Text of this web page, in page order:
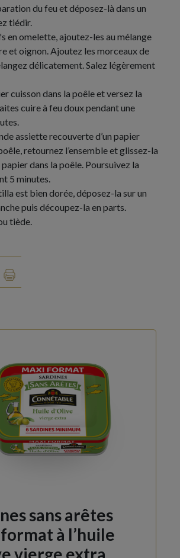
du feu et déposez-là dans un
tiédir.
en omelette, ajoutez-les au mélange
et oignon. Ajoutez les morceaux de
délicatement. Salez légèrement
cuisson dans la poêle et versez la
cuire à feu doux pendant une
assiette recouverte d’un papier
retournez l’ensemble et glissez-la
dans la poêle. Poursuivez la
5 minutes.
est bien dorée, déposez-la sur un
puis découpez-la en parts.
tiède.
sans arêtes
à l’huile
vierge extra